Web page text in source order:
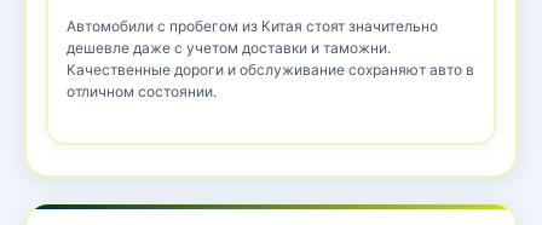
Автомобили с пробегом из Китая стоят значительно
дешевле даже с учетом доставки и таможни.
Качественные дороги и обслуживание сохраняют авто в
отличном состоянии.